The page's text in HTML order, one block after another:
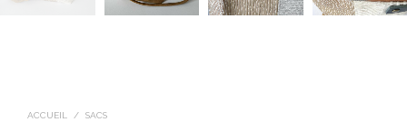
ACCUEIL / SACS